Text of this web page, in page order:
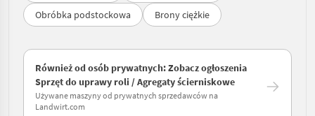
Obróbka podstockowa
Brony ciężkie
Również od osób prywatnych: Zobacz ogłoszenia
Sprzęt do uprawy roli / Agregaty ścierniskowe
Używane maszyny od prywatnych sprzedawców na
Landwirt.com